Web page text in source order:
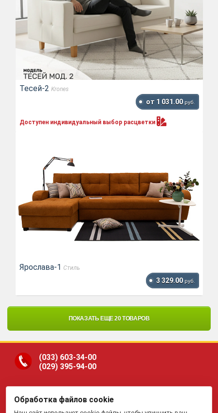
Тесей-2 Krones
от 1 031.00 руб.
Доступен индивидуальный выбор расцветки
Ярослава-1 Стиль
3 329.00 руб.
ПОКАЗАТЬ ЕЩЕ 20 ТОВАРОВ
(033) 603-34-00
(029) 395-94-00
Обработка файлов cookie